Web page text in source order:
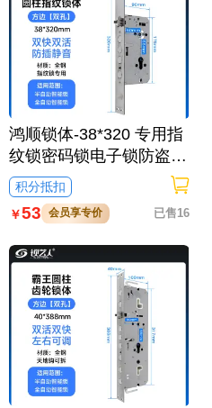
鸿顺锁体-38*320 专用指
纹锁密码锁电子锁防盗门
6068锁体 全304不锈钢
双快双活 防插静音 镜面
精钢系列
积分抵扣
￥53 会员享专价 已售16